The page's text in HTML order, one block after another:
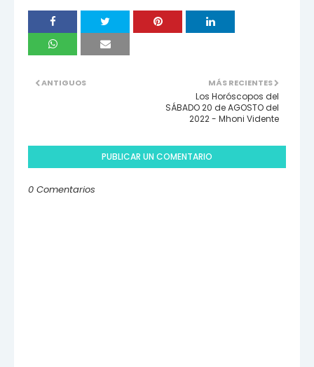
MÁS RECIENTES
Los Horóscopos del
SÁBADO 20 de AGOSTO del
2022 - Mhoni Vidente
ANTIGUOS
PUBLICAR UN COMENTARIO
0 Comentarios